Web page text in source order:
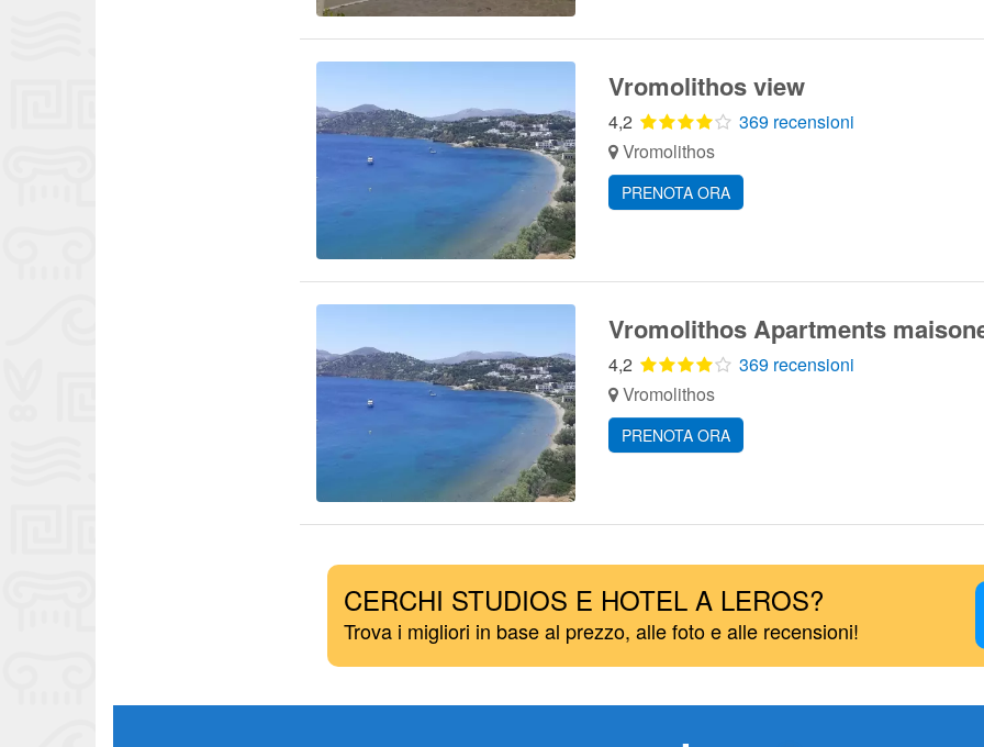
Vromolithos view
4,2
369 recensioni
Vromolithos
PRENOTA ORA
Vromolithos Apartments
4,2
369 recensioni
Vromolithos
PRENOTA ORA
CERCHI STUDIOS E HOTEL A LEROS?
Trova i migliori in base al prezzo, alle foto e alle recensioni!